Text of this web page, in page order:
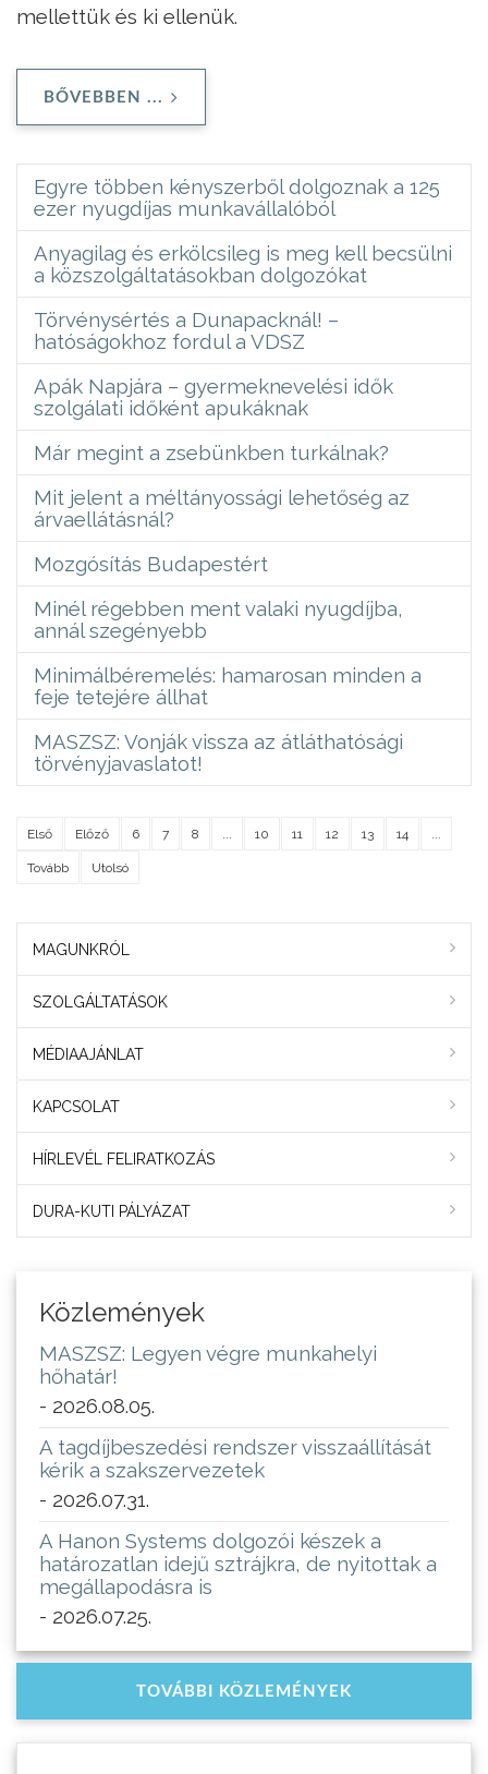
mellettük és ki ellenük.
BŐVEBBEN ...
Egyre többen kényszerből dolgoznak a 125
ezer nyugdíjas munkavállalóból
Anyagilag és erkölcsileg is meg kell becsülni
a közszolgáltatásokban dolgozókat
Törvénysértés a Dunapacknál! –
hatóságokhoz fordul a VDSZ
Apák Napjára – gyermeknevelési idők
szolgálati időként apukáknak
Már megint a zsebünkben turkálnak?
Mit jelent a méltányossági lehetőség az
árvaellátásnál?
Mozgósítás Budapestért
Minél régebben ment valaki nyugdíjba,
annál szegényebb
Minimálbéremelés: hamarosan minden a
feje tetejére állhat
MASZSZ: Vonják vissza az átláthatósági
törvényjavaslatot!
Első Előző 6 7 8 10 11 12 13 14
Tovább Utolsó
MAGUNKRÓL
SZOLGÁLTATÁSOK
MÉDIAAJÁNLAT
KAPCSOLAT
HÍRLEVÉL FELIRATKOZÁS
DURA-KUTI PÁLYÁZAT
Közlemények
MASZSZ: Legyen végre munkahelyi
hőhatár!
- 2026.08.05.
A tagdíjbeszedési rendszer visszaállítását
kérik a szakszervezetek
- 2026.07.31.
A Hanon Systems dolgozói készek a
határozatlan idejű sztrájkra, de nyitottak a
megállapodásra is
- 2026.07.25.
TOVÁBBI KÖZLEMÉNYEK